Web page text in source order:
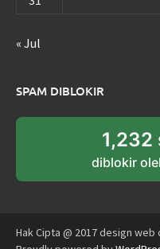
« Jul
SPAM DIBLOKIR
1,232
diblokir
Hak Cipta @ 2017 design